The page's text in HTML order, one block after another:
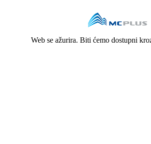
Web se ažurira. Biti ćemo dostupni